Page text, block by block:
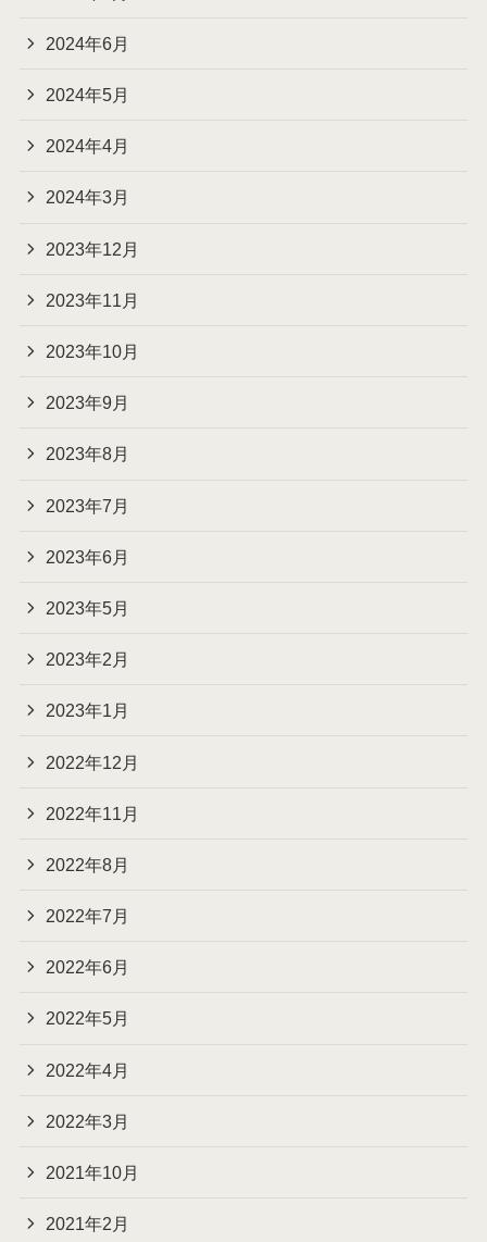
2024年6月
2024年5月
2024年4月
2024年3月
2023年12月
2023年11月
2023年10月
2023年9月
2023年8月
2023年7月
2023年6月
2023年5月
2023年2月
2023年1月
2022年12月
2022年11月
2022年8月
2022年7月
2022年6月
2022年5月
2022年4月
2022年3月
2021年10月
2021年2月